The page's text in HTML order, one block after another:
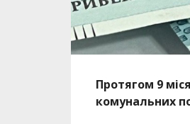
Протягом 9
комунальних